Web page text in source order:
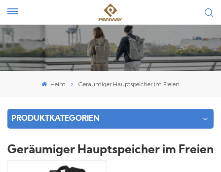
Heim Geräumiger Hauptspeicher im Freien
PRODUKTKATEGORIEN
Geräumiger Hauptspeicher im Freien